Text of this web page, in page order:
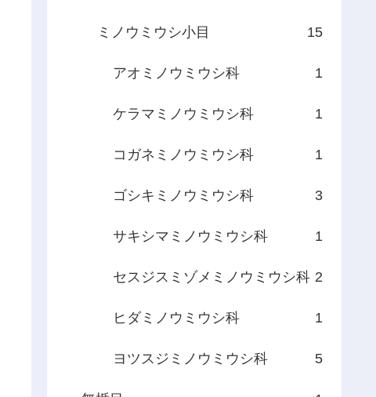
ミノウミウシ小目 15
アオミノウミウシ科 1
ケラマミノウミウシ科 1
コガネミノウミウシ科 1
ゴシキミノウミウシ科 3
サキシマミノウミウシ科 1
セスジスミゾメミノウミウシ科 2
ヒダミノウミウシ科 1
ヨツスジミノウミウシ科 5